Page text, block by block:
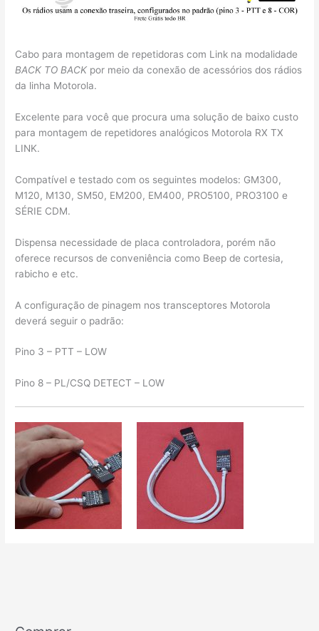
Cabo para montagem de repetidoras com Link na modalidade
BACK TO BACK por meio da conexão de acessórios dos rádios
da linha Motorola.
Excelente para você que procura uma solução de baixo custo
para montagem de repetidores analógicos Motorola RX TX
LINK.
Compatível e testado com os seguintes modelos: GM300,
M120, M130, SM50, EM200, EM400, PRO5100, PRO3100 e
SÉRIE CDM.
Dispensa necessidade de placa controladora, porém não
oferece recursos de conveniência como Beep de cortesia,
rabicho e etc.
A configuração de pinagem nos transceptores Motorola
deverá seguir o padrão:
Pino 3 – PTT – LOW
Pino 8 – PL/CSQ DETECT – LOW